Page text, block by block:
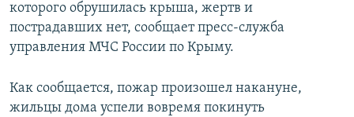
которого обрушилась крыша, жертв и
пострадавших нет, сообщает пресс-служба
управления МЧС России по Крыму.
Как сообщается, пожар произошел накануне,
жильцы дома успели вовремя покинуть